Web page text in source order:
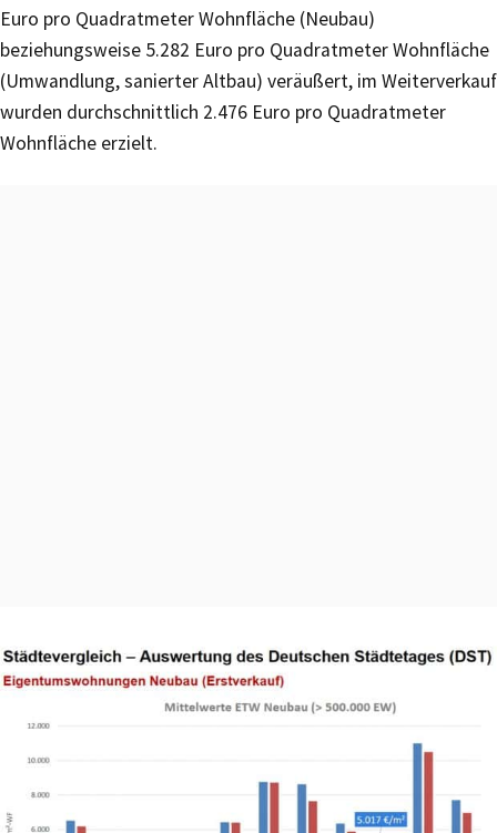
Euro pro Quadratmeter Wohnfläche (Neubau)
beziehungsweise 5.282 Euro pro Quadratmeter Wohnfläche
(Umwandlung, sanierter Altbau) veräußert, im Weiterverkauf
wurden durchschnittlich 2.476 Euro pro Quadratmeter
Wohnfläche erzielt.